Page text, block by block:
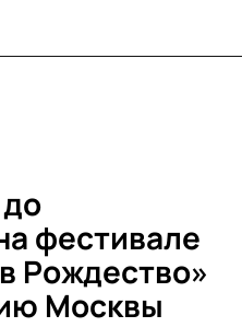
фестивале
Рождество»
Москвы